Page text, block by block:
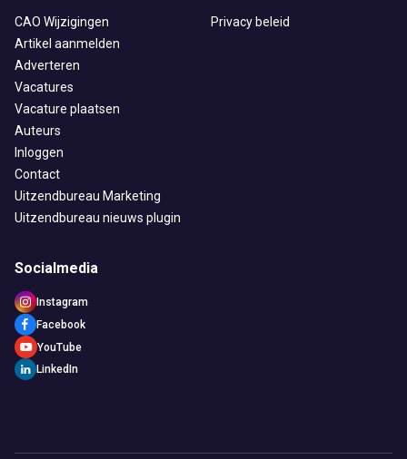
CAO Wijzigingen
Artikel aanmelden
Adverteren
Vacatures
Vacature plaatsen
Auteurs
Inloggen
Contact
Uitzendbureau Marketing
Uitzendbureau nieuws plugin
Privacy beleid
Socialmedia
Instagram
Facebook
YouTube
LinkedIn